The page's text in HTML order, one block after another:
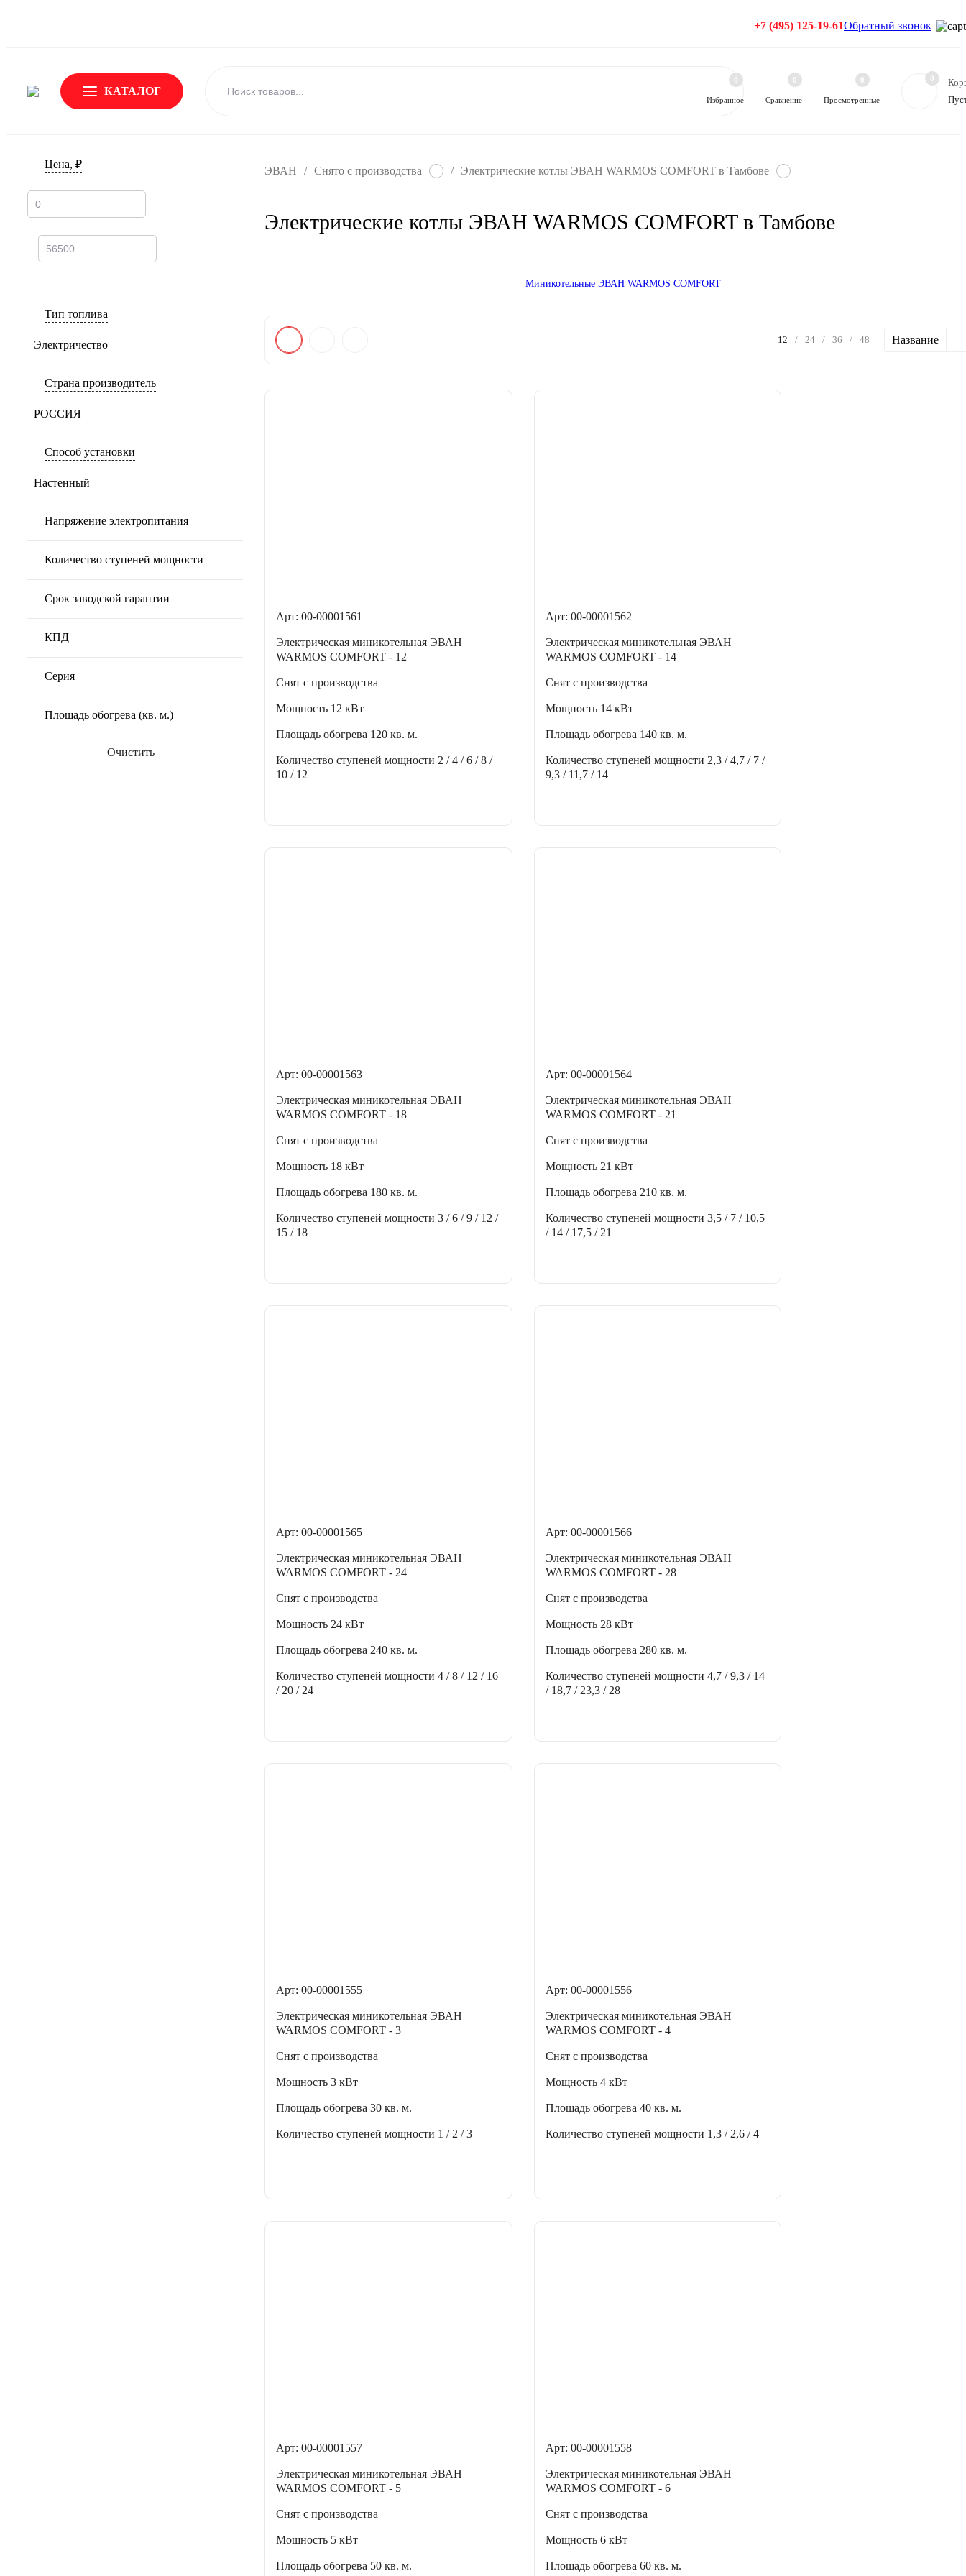
+7 (495) 125-19-61Обратный звонок
КАТАЛОГ
Избранное
0
Сравнение
0
Просмотренные
0 0
Цена, ₽
Тип топлива
Электричество
Страна производитель
РОССИЯ
Способ установки
Настенный
Напряжение электропитания
Количество ступеней мощности
Срок заводской гарантии
КПД
Серия
Площадь обогрева (кв. м.)
Очистить
ЭВАН / Снято с производства / Электрические котлы ЭВАН WARMOS COMFORT в Тамбове
Электрические котлы ЭВАН WARMOS COMFORT в Тамбове
Миникотельные ЭВАН WARMOS COMFORT
12 / 24 / 36 / 48 Название
Арт: 00-00001561
Электрическая миникотельная ЭВАН
WARMOS COMFORT - 12
Снят с производства
Мощность 12 кВт
Площадь обогрева 120 кв. м.
Количество ступеней мощности 2 / 4 / 6 / 8 /
10 / 12
Арт: 00-00001562
Электрическая миникотельная ЭВАН
WARMOS COMFORT - 14
Снят с производства
Мощность 14 кВт
Площадь обогрева 140 кв. м.
Количество ступеней мощности 2,3 / 4,7 / 7 /
9,3 / 11,7 / 14
Арт: 00-00001563
Электрическая миникотельная ЭВАН
WARMOS COMFORT - 18
Снят с производства
Мощность 18 кВт
Площадь обогрева 180 кв. м.
Количество ступеней мощности 3 / 6 / 9 / 12 /
15 / 18
Арт: 00-00001564
Электрическая миникотельная ЭВАН
WARMOS COMFORT - 21
Снят с производства
Мощность 21 кВт
Площадь обогрева 210 кв. м.
Количество ступеней мощности 3,5 / 7 / 10,5
/ 14 / 17,5 / 21
Арт: 00-00001565
Электрическая миникотельная ЭВАН
WARMOS COMFORT - 24
Снят с производства
Мощность 24 кВт
Площадь обогрева 240 кв. м.
Количество ступеней мощности 4 / 8 / 12 / 16
/ 20 / 24
Арт: 00-00001566
Электрическая миникотельная ЭВАН
WARMOS COMFORT - 28
Снят с производства
Мощность 28 кВт
Площадь обогрева 280 кв. м.
Количество ступеней мощности 4,7 / 9,3 / 14
/ 18,7 / 23,3 / 28
Арт: 00-00001555
Электрическая миникотельная ЭВАН
WARMOS COMFORT - 3
Снят с производства
Мощность 3 кВт
Площадь обогрева 30 кв. м.
Количество ступеней мощности 1 / 2 / 3
Арт: 00-00001556
Электрическая миникотельная ЭВАН
WARMOS COMFORT - 4
Снят с производства
Мощность 4 кВт
Площадь обогрева 40 кв. м.
Количество ступеней мощности 1,3 / 2,6 / 4
Арт: 00-00001557
Электрическая миникотельная ЭВАН
WARMOS COMFORT - 5
Снят с производства
Мощность 5 кВт
Площадь обогрева 50 кв. м.
Арт: 00-00001558
Электрическая миникотельная ЭВАН
WARMOS COMFORT - 6
Снят с производства
Мощность 6 кВт
Площадь обогрева 60 кв. м.